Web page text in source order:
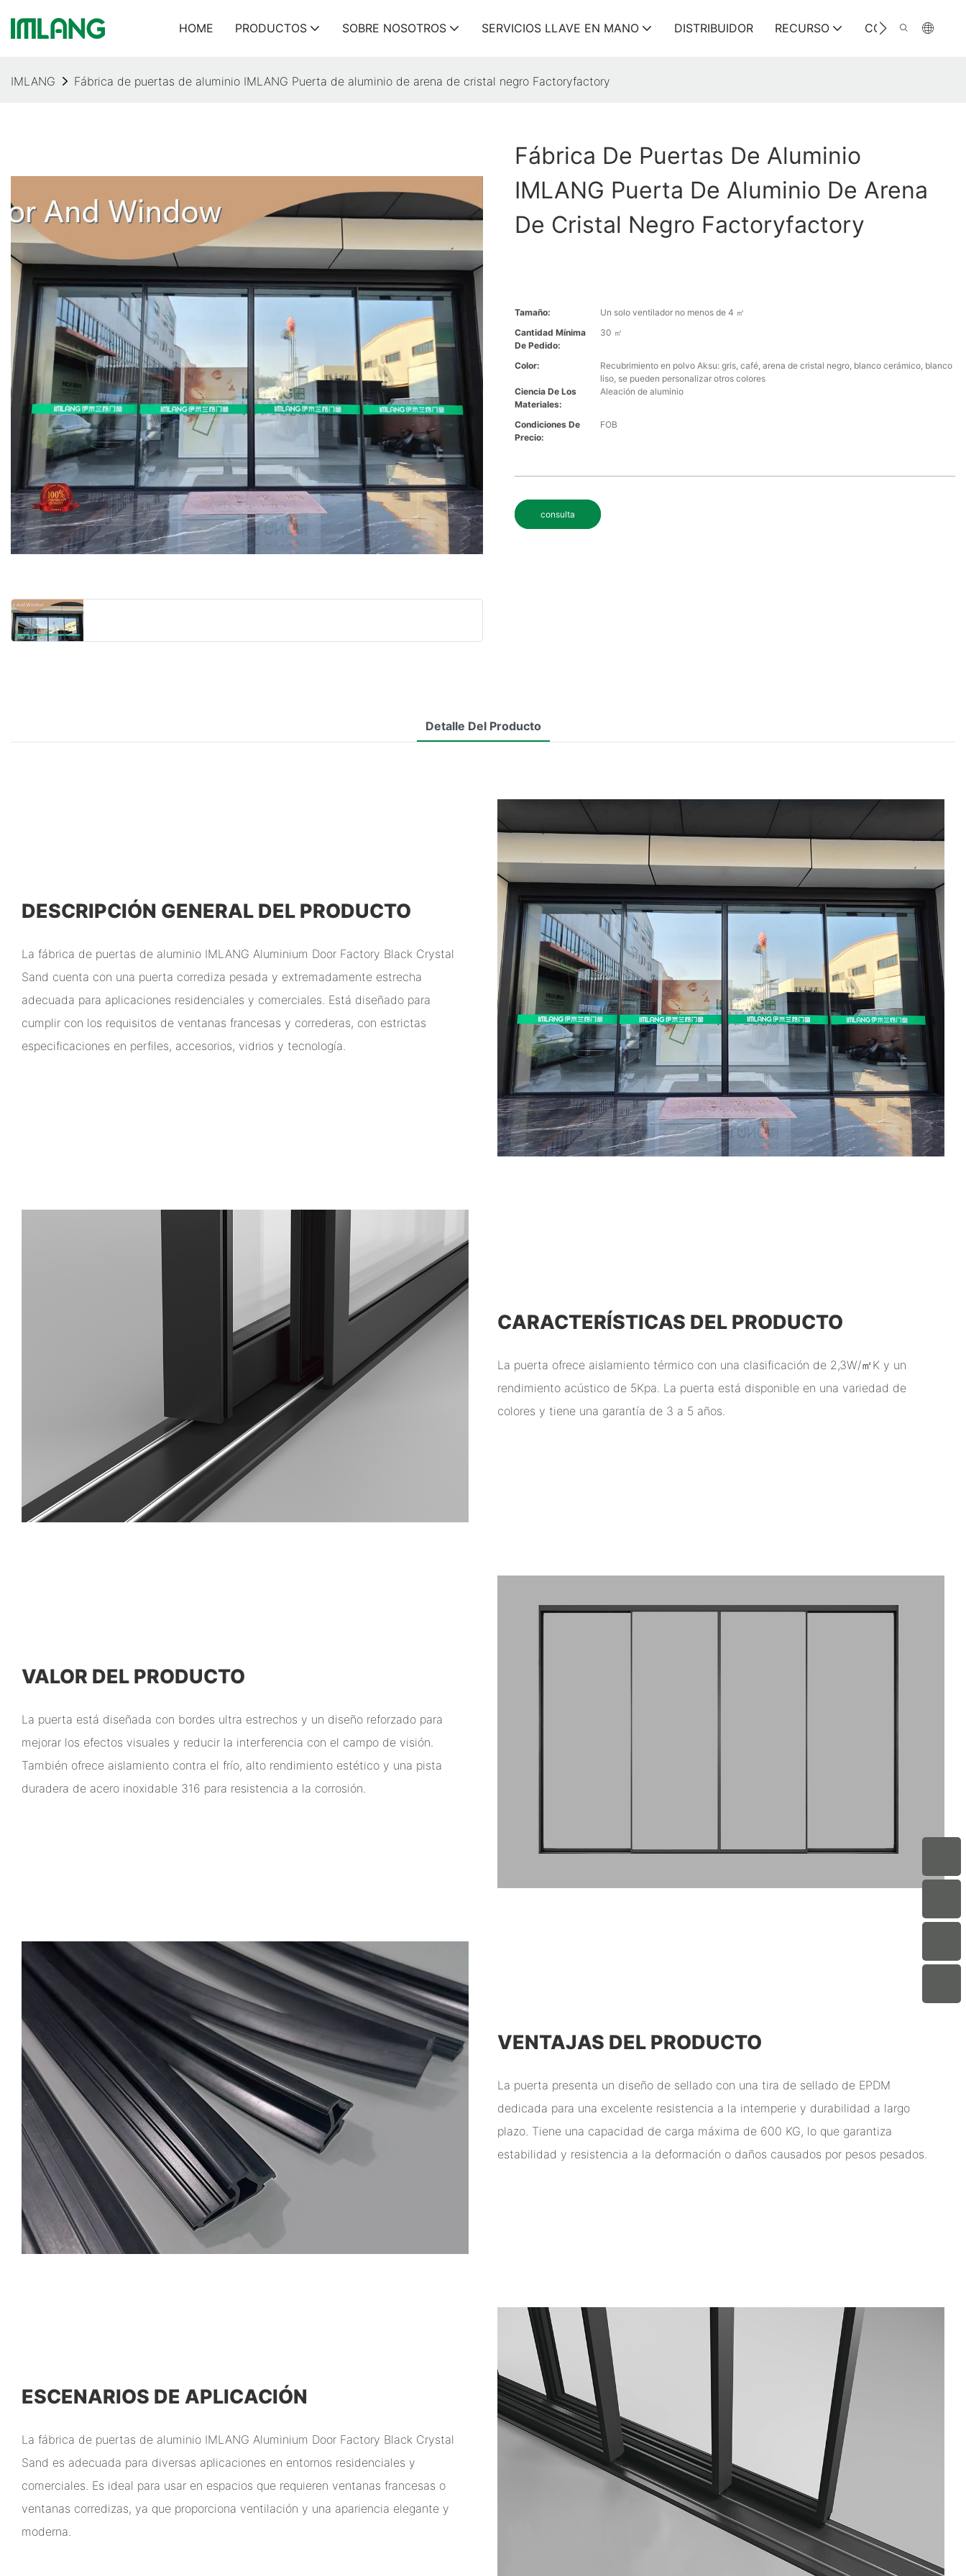
HOME PRODUCTOS SOBRE NOSOTROS SERVICIOS LLAVE EN MANO DISTRIBUIDOR RECURSO CONTÁCTENOS
IMLANG Fábrica de puertas de aluminio IMLANG Puerta de aluminio de arena de cristal negro Factoryfactory
Fábrica De Puertas De Aluminio
IMLANG Puerta De Aluminio De Arena
De Cristal Negro Factoryfactory
Tamaño:
Un solo ventilador no menos de 4 ㎡
Cantidad Mínima
De Pedido:
30 ㎡
Color:
Recubrimiento en polvo Aksu: gris, café, arena de cristal negro, blanco cerámico, blanco
liso, se pueden personalizar otros colores
Ciencia De Los
Materiales:
Aleación de aluminio
Condiciones De
Precio:
FOB
consulta
Detalle Del Producto
DESCRIPCIÓN GENERAL DEL PRODUCTO
La fábrica de puertas de aluminio IMLANG Aluminium Door Factory Black Crystal
Sand cuenta con una puerta corrediza pesada y extremadamente estrecha
adecuada para aplicaciones residenciales y comerciales. Está diseñado para
cumplir con los requisitos de ventanas francesas y correderas, con estrictas
especificaciones en perfiles, accesorios, vidrios y tecnología.
CARACTERÍSTICAS DEL PRODUCTO
La puerta ofrece aislamiento térmico con una clasificación de 2,3W/㎡K y un
rendimiento acústico de 5Kpa. La puerta está disponible en una variedad de
colores y tiene una garantía de 3 a 5 años.
VALOR DEL PRODUCTO
La puerta está diseñada con bordes ultra estrechos y un diseño reforzado para
mejorar los efectos visuales y reducir la interferencia con el campo de visión.
También ofrece aislamiento contra el frío, alto rendimiento estético y una pista
duradera de acero inoxidable 316 para resistencia a la corrosión.
VENTAJAS DEL PRODUCTO
La puerta presenta un diseño de sellado con una tira de sellado de EPDM
dedicada para una excelente resistencia a la intemperie y durabilidad a largo
plazo. Tiene una capacidad de carga máxima de 600 KG, lo que garantiza
estabilidad y resistencia a la deformación o daños causados ​​por pesos pesados.
ESCENARIOS DE APLICACIÓN
La fábrica de puertas de aluminio IMLANG Aluminium Door Factory Black Crystal
Sand es adecuada para diversas aplicaciones en entornos residenciales y
comerciales. Es ideal para usar en espacios que requieren ventanas francesas o
ventanas corredizas, ya que proporciona ventilación y una apariencia elegante y
moderna.